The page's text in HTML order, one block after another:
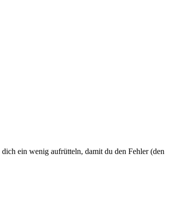
ein wenig aufrütteln, damit du den Fehler (den